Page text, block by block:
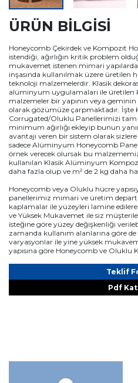
ÜRÜN BİLGİSİ
Honeycomb Çekirdek ve Kompozit
istendiği; ağırlığın kritik problem
mukavemet istenen mimari
inşasında kullanılmak üzere üretilen
teknoloji malzemelerdir. Klasik
alüminyum uygulamaları ile üretilen
malzemeler bir yapının veya geminin
olarak gözümüze çarpmaktadır. İşte
Corrugated/Oluklu Panellerimizi tam
minimum ağırlığı ekleyip bunun
avantajı veren bir sistem olarak
sadece Alüminyum Honeycomb
örnek verecek olursak bu
kullanılan Klasik Alüminyum
daha fazla olup ve m² de 2 kg daha
Honeycomb veya Oluklu hücre
panellerimiz mimari ve üretim
kaplamalar ile yüzeyleri lamine
ve Yüksek Mukavemet ile siz
isteğine göre yüzey değişkenliği
zamanda kullanım alanlarına göre de
varyasyonlar ile yine yüksek
yapısına göre Honeycomb ve Oluklu
Teklif
Pdf